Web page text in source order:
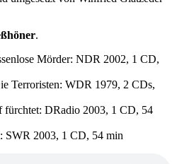
.
Mörder: NDR 2002, 1 CD,
Terroristen: WDR 1979, 2 CDs,
fürchtet: DRadio 2003, 1 CD, 54
SWR 2003, 1 CD, 54 min